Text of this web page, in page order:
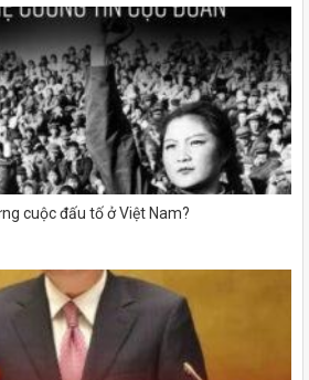
cuộc đấu tố ở Việt Nam?